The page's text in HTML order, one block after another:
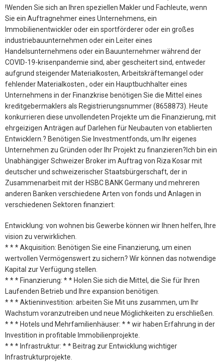
!Wenden Sie sich an Ihren speziellen Makler und Fachleute, wenn
Sie ein Auftragnehmer eines Unternehmens, ein
Immobilienentwickler oder ein sportförderer oder ein großes
industriebauunternehmen oder ein Leiter eines
Handelsunternehmens oder ein Bauunternehmer während der
COVID-19-krisenpandemie sind, aber gescheitert sind, entweder
aufgrund steigender Materialkosten, Arbeitskräftemangel oder
fehlender Materialkosten., oder ein Hauptbuchhalter eines
Unternehmens in der Finanzkrise benötigen Sie die Mittel eines
kreditgebermaklers als Registrierungsnummer (8658873). Heute
konkurrieren diese unvollendeten Projekte um die Finanzierung, mit
ehrgeizigen Anträgen auf Darlehen für Neubauten von etablierten
Entwicklern.? Benötigen Sie Investmentfonds, um Ihr eigenes
Unternehmen zu Gründen oder Ihr Projekt zu finanzieren?Ich bin ein
Unabhängiger Schweizer Broker im Auftrag von Riza Kosar mit
deutscher und schweizerischer Staatsbürgerschaft, der in
Zusammenarbeit mit der HSBC BANK Germany und mehreren
anderen Banken verschiedene Arten von fonds und Anlagen in
verschiedenen Sektoren finanziert:
Entwicklung: von wohnen bis Gewerbe können wir Ihnen helfen, Ihre
vision zu verwirklichen.
* * * Akquisition: Benötigen Sie eine Finanzierung, um einen
wertvollen Vermögenswert zu sichern? Wir können das notwendige
Kapital zur Verfügung stellen.
* * * Finanzierung: * * Holen Sie sich die Mittel, die Sie für Ihren
Laufenden Betrieb und Ihre expansion benötigen.
* * * Aktieninvestition: arbeiten Sie Mit uns zusammen, um Ihr
Wachstum voranzutreiben und neue Möglichkeiten zu erschließen.
* * * Hotels und Mehrfamilienhäuser: * * wir haben Erfahrung in der
Investition in profitable Immobilienprojekte.
* * * Infrastruktur: * * Beitrag zur Entwicklung wichtiger
Infrastrukturprojekte.